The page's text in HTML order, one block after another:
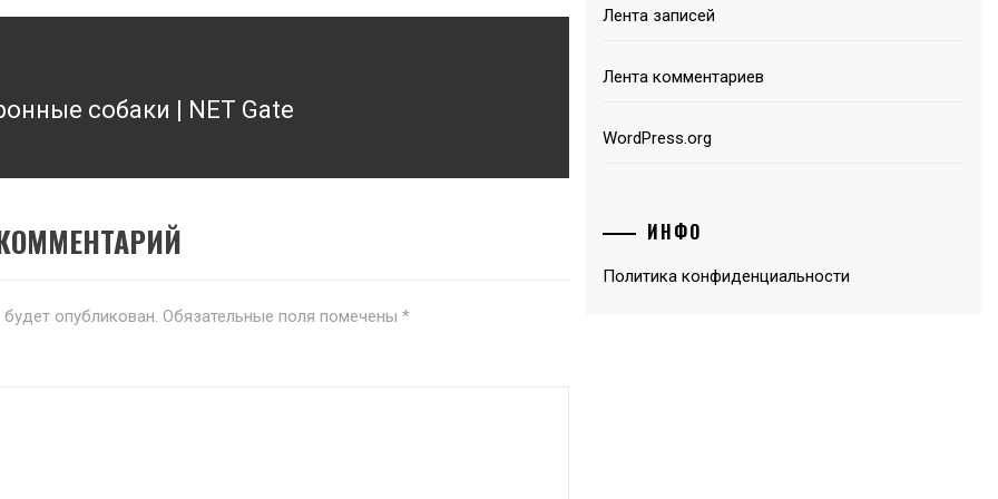
собаки | NET Gate
опубликован. Обязательные поля помечены *
Лента записей
Лента комментариев
WordPress.org
ИНФО
Политика конфиденциальности